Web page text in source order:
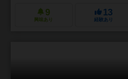
9
興味あり
13
経験あり